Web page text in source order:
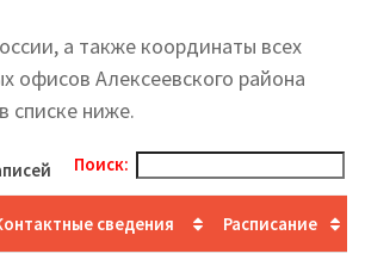
а также координаты всех
офисов Алексеевского района
списке ниже.
Поиск:
сведения Расписание